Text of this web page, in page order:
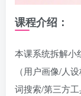
课程介绍：
本课系统拆解小
（用户画像/人
词搜索/第三方